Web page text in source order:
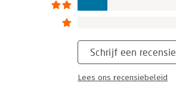
Schrijf een recensie
Lees ons recensiebeleid